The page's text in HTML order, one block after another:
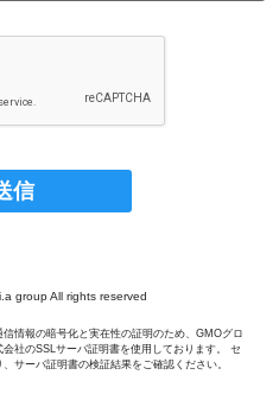
group All rights reserved
信情報の暗号化と実在性の証明のため、GMOグロ
会社のSSLサーバ証明書を使用しております。 セ
サーバ証明書の検証結果をご確認ください。